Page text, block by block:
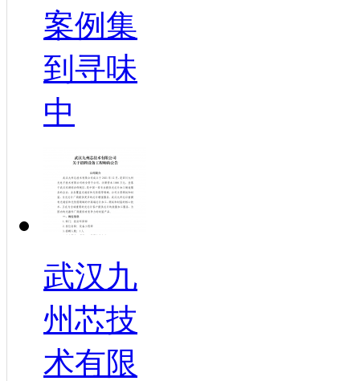
案例集
到寻味
中
武汉九
州芯技
术有限